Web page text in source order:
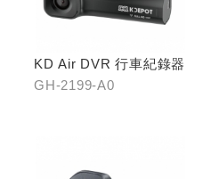
KD Air DVR 行車紀錄器
GH-2199-A0